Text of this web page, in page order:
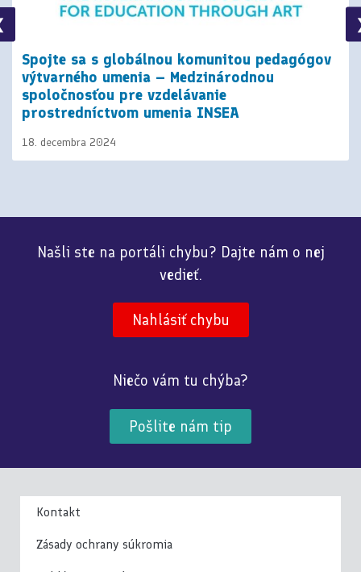
Spojte sa s globálnou komunitou pedagógov
výtvarného umenia – Medzinárodnou
spoločnosťou pre vzdelávanie
prostredníctvom umenia INSEA
18. decembra 2024
Našli ste na portáli chybu? Dajte nám o nej
vedieť.
Nahlásiť chybu
Niečo vám tu chýba?
Pošlite nám tip
Kontakt
Zásady ochrany súkromia